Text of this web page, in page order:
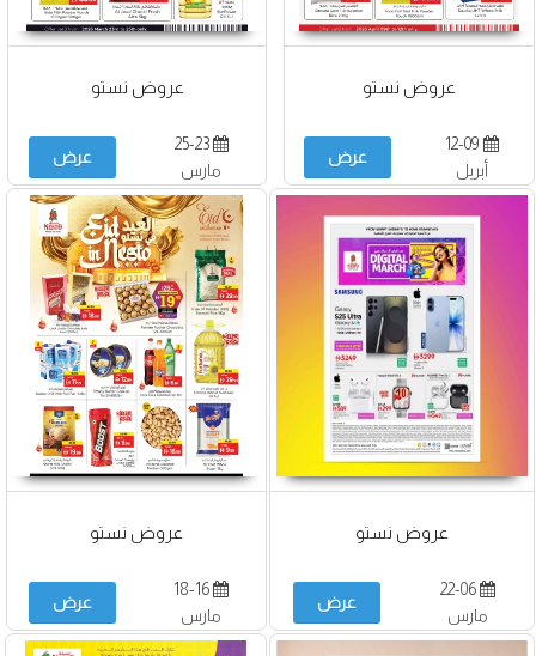
عروض نستو
12-09
أبريل
عرض
عروض نستو
25-23
مارس
عرض
عروض نستو
22-06
مارس
عرض
عروض نستو
18-16
مارس
عرض